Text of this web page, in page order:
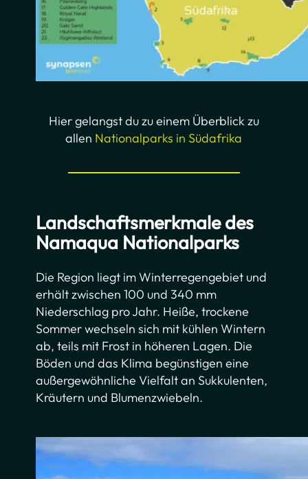
Hier gelangst du zu einem Überblick zu
allen Nationalparks in Südafrika
Landschaftsmerkmale des
Namaqua Nationalparks
Die Region liegt im Winterregengebiet und
erhält zwischen 100 und 340 mm
Niederschlag pro Jahr. Heiße, trockene
Sommer wechseln sich mit kühlen Wintern
ab, teils mit Frost in höheren Lagen. Die
Böden und das Klima begünstigen eine
außergewöhnliche Vielfalt an Sukkulenten,
Kräutern und Blumenzwiebeln.